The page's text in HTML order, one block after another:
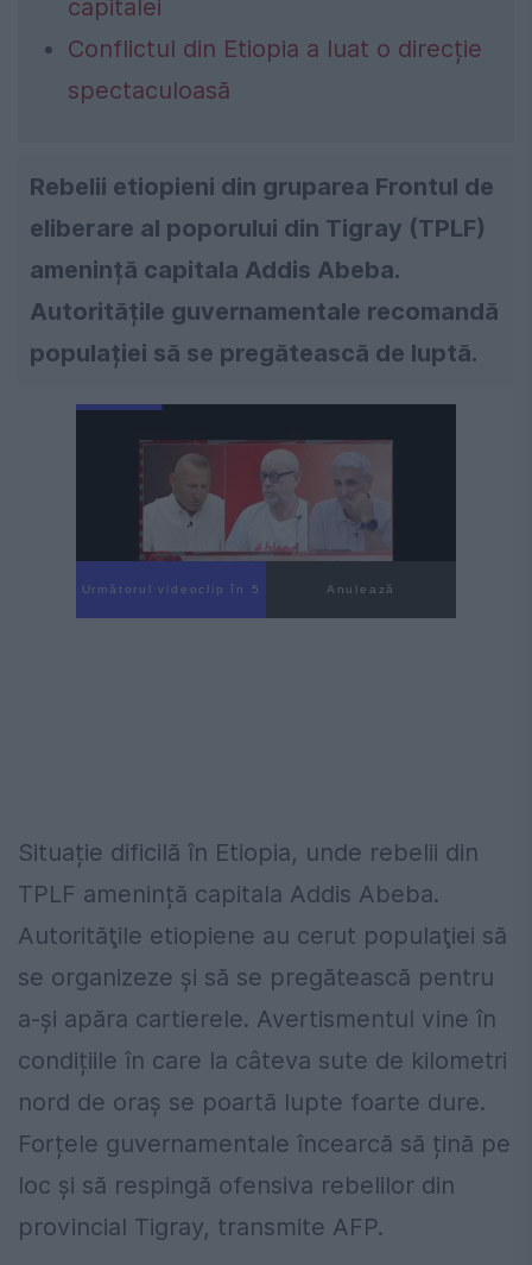
capitalei
Conflictul din Etiopia a luat o direcție
spectaculoasă
Rebelii etiopieni din gruparea Frontul de
eliberare al poporului din Tigray (TPLF)
amenință capitala Addis Abeba.
Autoritățile guvernamentale recomandă
populației să se pregătească de luptă.
Următorul videoclip în 4 Anulează
Situație dificilă în Etiopia, unde rebelii din
TPLF amenință capitala Addis Abeba.
Autorităţile etiopiene au cerut populaţiei să
se organizeze şi să se pregătească pentru
a-şi apăra cartierele. Avertismentul vine în
condițiile în care la câteva sute de kilometri
nord de oraș se poartă lupte foarte dure.
Forțele guvernamentale încearcă să țină pe
loc și să respingă ofensiva rebelilor din
provincial Tigray, transmite AFP.